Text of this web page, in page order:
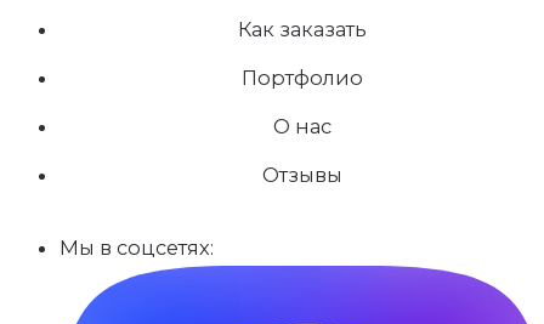
Как заказать
Портфолио
О нас
Отзывы
Мы в соцсетях: